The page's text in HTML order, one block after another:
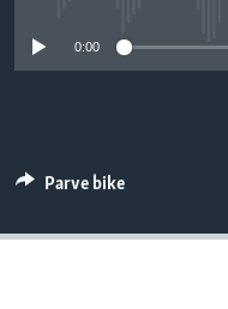
SERNIVÎS
Learning English
FOLLOW US
0:00
Parve bike